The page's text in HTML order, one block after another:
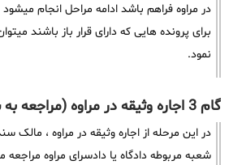
در مراوه فراهم باشد ادامه مراحل انجام
برای پرونده هایی که دارای قرار باز باشند
نمود.
گام 3 اجاره وثیقه در مراوه (مراجعه به شعبه)
در این مرحله از اجاره وثیقه در مراوه ، مالک
شعبه مربوطه دادگاه یا دادسرای مراوه مراجعه